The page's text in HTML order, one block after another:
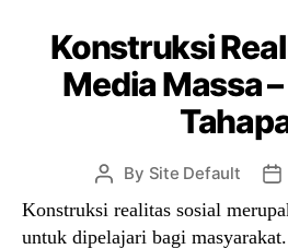
Konstruksi
Media Massa
Post
author
By Site Default
Konstruksi realitas sosial
untuk dipelajari bagi